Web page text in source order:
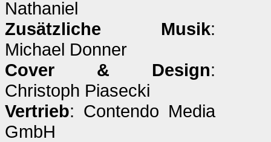
Nathaniel
Zusätzliche Musik:
Michael Donner
Cover & Design:
Christoph Piasecki
Vertrieb: Contendo Media
GmbH